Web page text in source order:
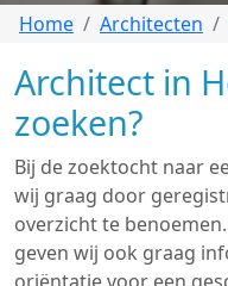
Home Architecten
Architect in
zoeken?
Bij de zoektocht naar
wij graag door
overzicht te
geven wij ook graag